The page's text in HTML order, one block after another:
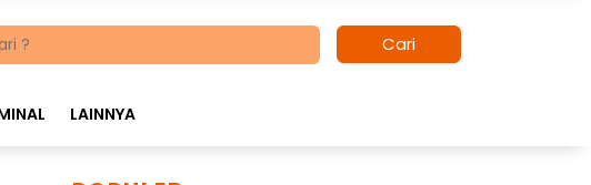
Cari
LAINNYA